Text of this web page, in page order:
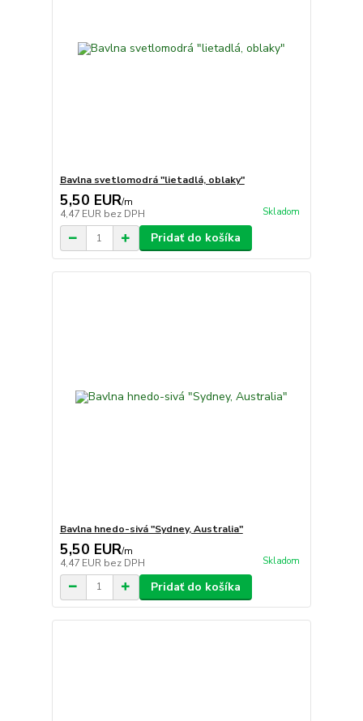
Bavlna svetlomodrá "lietadlá, oblaky"
5,50 EUR/m
4,47 EUR bez DPH Skladom
Pridať do košíka
Bavlna hnedo-sivá "Sydney, Australia"
5,50 EUR/m
4,47 EUR bez DPH Skladom
Pridať do košíka